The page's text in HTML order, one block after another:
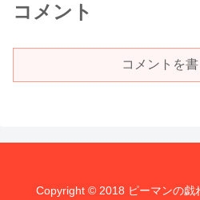
コメント
コメントを
Copyright © 2018 ピーマンの戯